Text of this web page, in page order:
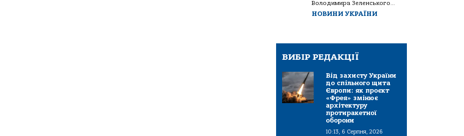
Володимира Зеленського...
НОВИНИ УКРАЇНИ
ВИБІР РЕДАКЦІЇ
Від захисту України
до спільного щита
Європи: як проєкт
«Фрея» змінює
архітектуру
протиракетної
оборони
10:13, 6 Серпня, 2026